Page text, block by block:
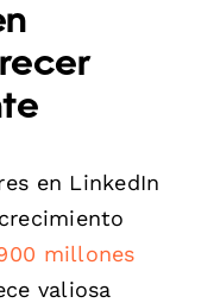
en LinkedIn
millones
valiosa